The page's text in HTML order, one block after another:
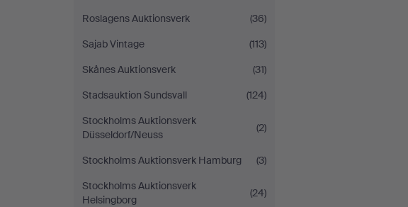
Roslagens Auktionsverk
(36)
Sajab Vintage
(113)
Skånes Auktionsverk
(31)
Stadsauktion Sundsvall
(124)
Stockholms Auktionsverk
Düsseldorf/Neuss
(2)
Stockholms Auktionsverk Hamburg
(3)
Stockholms Auktionsverk
Helsingborg
(24)